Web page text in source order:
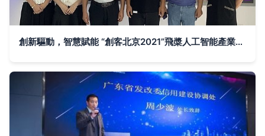
創新驅動，智慧賦能 “創客北京2021”飛槳人工智能產業創新應用專項賽決賽圓滿收官，雙創服務再升級